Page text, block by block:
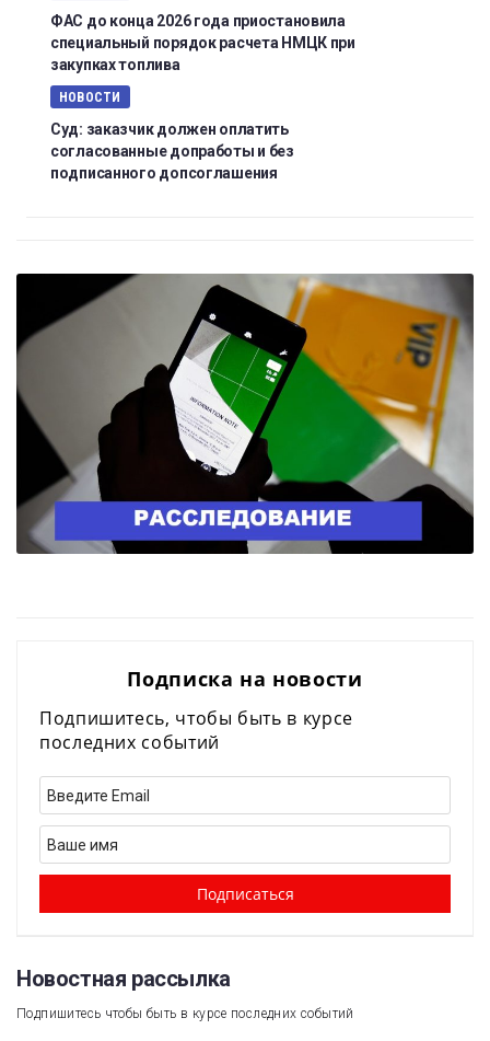
ФАС до конца 2026 года приостановила
специальный порядок расчета НМЦК при
закупках топлива
НОВОСТИ
Суд: заказчик должен оплатить
согласованные допработы и без
подписанного допсоглашения
Подписка на новости
Подпишитесь, чтобы быть в курсе
последних событий
Новостная рассылка​
Подпишитесь чтобы быть в курсе последних событий